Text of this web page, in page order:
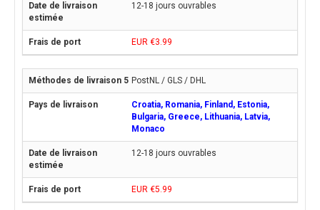
12-18 jours ouvrables
EUR €3.99
PostNL / GLS / DHL
Croatia, Romania, Finland, Estonia,
Bulgaria, Greece, Lithuania, Latvia,
Monaco
12-18 jours ouvrables
EUR €5.99